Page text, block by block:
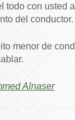
todo con usted
del conductor.
menor de
Alnaser